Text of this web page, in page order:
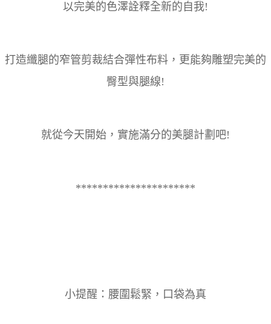
以完美的色澤詮釋全新的自我!
打造纖腿的窄管剪裁結合彈性布料，更能夠雕塑完美的
臀型與腿線!
就從今天開始，實施滿分的美腿計劃吧!
**********************
小提醒：腰圍鬆緊，口袋為真